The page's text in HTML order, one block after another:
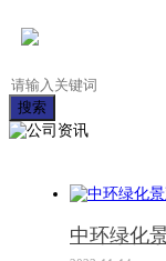
搜索
中环绿化